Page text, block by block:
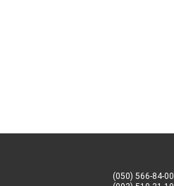
(050) 566-84-00